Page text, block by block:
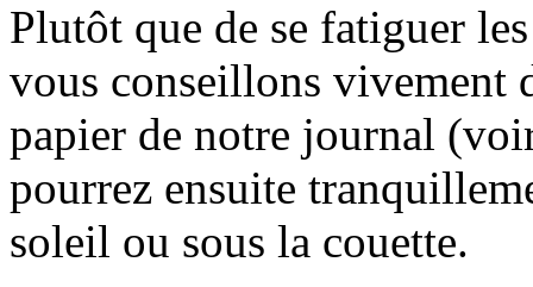
Plutôt que de se fatiguer
vous conseillons vivement
papier de notre journal
pourrez ensuite
soleil ou sous la couette.